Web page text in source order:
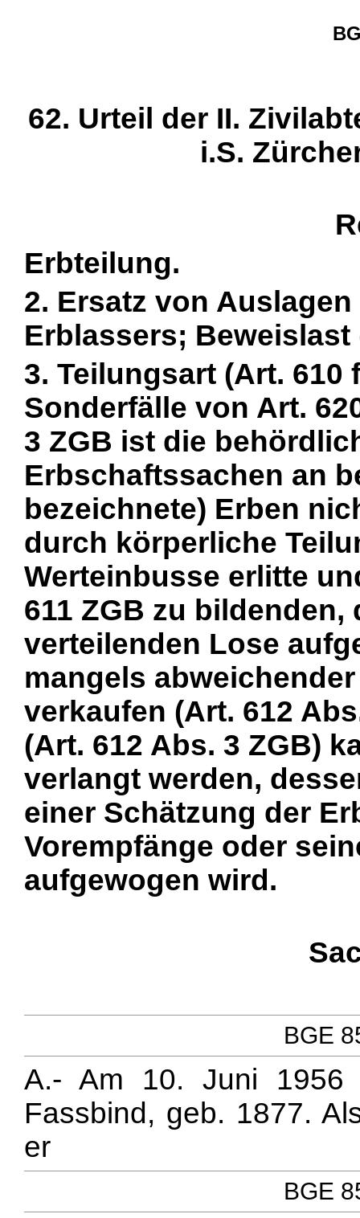
62. Urteil der II.
i.S.
Erbteilung.
2. Ersatz von
Erblassers; Beweislast
3. Teilungsart (Art. 610
Sonderfälle von Art.
3 ZGB ist die
Erbschaftssachen an
bezeichnete) Erben
durch körperliche
Werteinbusse erlitte
611 ZGB zu
verteilenden Lose
mangels
verkaufen (Art. 612
(Art. 612 Abs. 3 ZGB)
verlangt werden,
einer Schätzung der
Vorempfänge oder
aufgewogen wird.
BGE
A.- Am 10. Juni 1956
Fassbind, geb. 1877.
er
BGE